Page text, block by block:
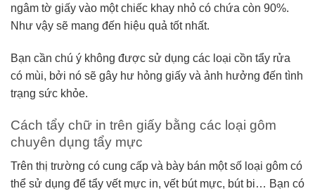
ngâm tờ giấy vào một chiếc khay nhỏ có chứa còn 90%.
Như vậy sẽ mang đến hiệu quả tốt nhất.
Bạn cần chú ý không được sử dụng các loại cồn tẩy rửa
có mùi, bởi nó sẽ gây hư hỏng giấy và ảnh hưởng đến tình
trạng sức khỏe.
Cách tẩy chữ in trên giấy bằng các loại gôm
chuyên dụng tẩy mực
Trên thị trường có cung cấp và bày bán một số loại gôm có
thể sử dụng để tẩy vết mực in, vết bút mực, bút bi… Bạn có